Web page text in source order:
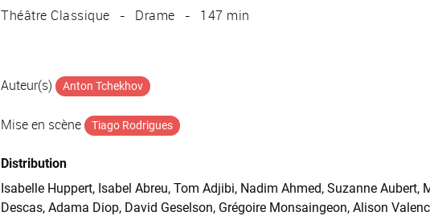
Théâtre Classique Drame 147 min
Auteur(s) Anton Tchekhov
Mise en scène Tiago Rodrigues
Distribution
Isabelle Huppert, Isabel Abreu, Tom Adjibi, Nadim Ahmed, Suzanne Aubert,
Descas, Adama Diop, David Geselson, Grégoire Monsaingeon, Alison